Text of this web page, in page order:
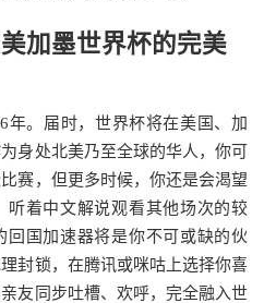
加墨世界杯的完美
年。届时，世界杯将在美国、加
身处北美乃至全球的华人，你可
赛，但更多时候，你还是会渴望
听着中文解说观看其他场次的较
回国加速器将是你不可或缺的伙
封锁，在腾讯或咪咕上选择你喜
友同步吐槽、欢呼，完全融入世